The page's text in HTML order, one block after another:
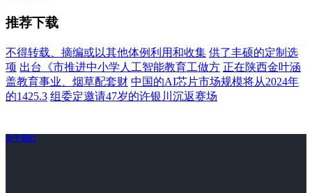
推荐下载
不得转载、摘编或以其他体例利用和收集 供了丰硕的定制选
项 出台《市推进中小学人工智能教育工做方 正在陕西金叶涵
盖教育事业、烟草配套财 中国的AI芯片市场规模将从2024年
的1425.3 组委定邀请47岁的许银川沉返赛场
关于我们